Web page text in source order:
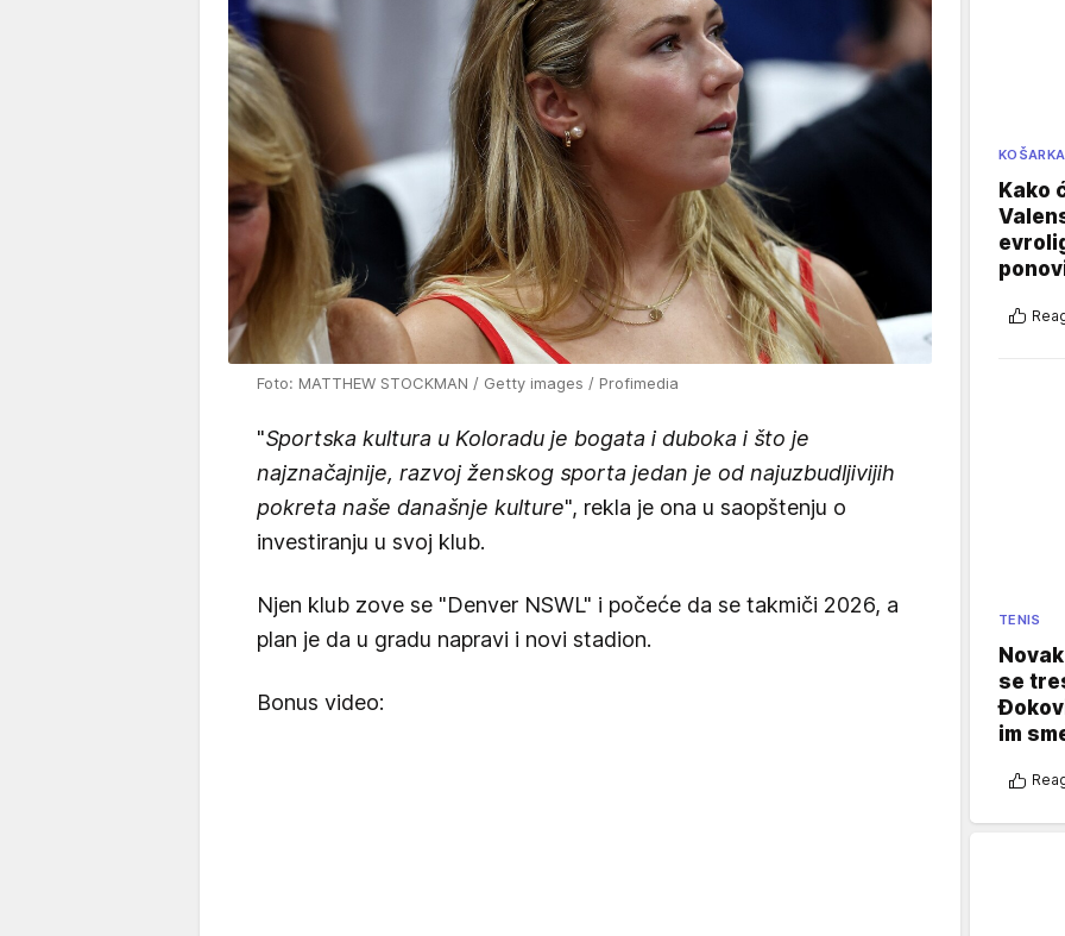
Foto: MATTHEW STOCKMAN / Getty images / Profimedia
"Sportska kultura u Koloradu je bogata i duboka i što je
najznačajnije, razvoj ženskog sporta jedan je od najuzbudljivijih
pokreta naše današnje kulture", rekla je ona u saopštenju o
investiranju u svoj klub.
Njen klub zove se "Denver NSWL" i počeće da se takmiči 2026, a
plan je da u gradu napravi i novi stadion.
Bonus video:
KOŠARKA
Kako
TENIS
se
im